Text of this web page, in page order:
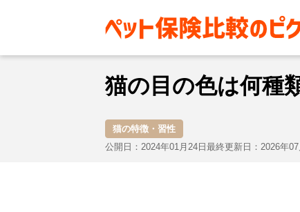
お役立ち情報 猫 猫の特徴
猫の目の色は何種
猫の特徴・習性
公開日：2024年01月24日 最終更新日：2026年07